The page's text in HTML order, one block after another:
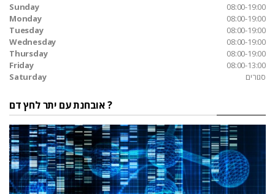
Sunday
08:00-19:00
Monday
08:00-19:00
Tuesday
08:00-19:00
Wednesday
08:00-19:00
Thursday
08:00-19:00
Friday
08:00-13:00
Saturday
סגורים
אובחנת עם יתר לחץ דם ?